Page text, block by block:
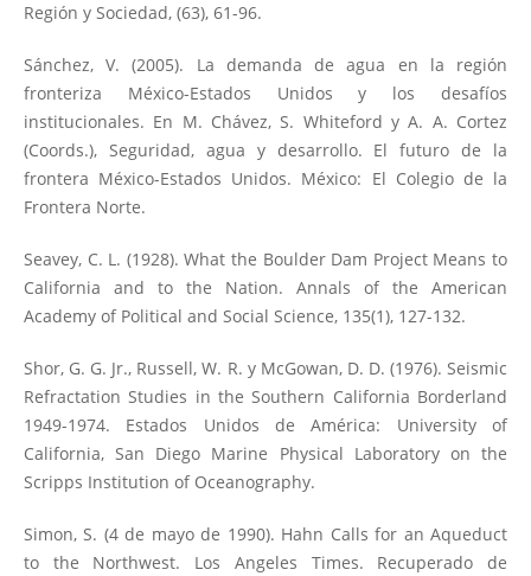
Región y Sociedad, (63), 61-96.
Sánchez, V. (2005). La demanda de agua en la región
fronteriza México-Estados Unidos y los desafíos
institucionales. En M. Chávez, S. Whiteford y A. A. Cortez
(Coords.), Seguridad, agua y desarrollo. El futuro de la
frontera México-Estados Unidos. México: El Colegio de la
Frontera Norte.
Seavey, C. L. (1928). What the Boulder Dam Project Means to
California and to the Nation. Annals of the American
Academy of Political and Social Science, 135(1), 127-132.
Shor, G. G. Jr., Russell, W. R. y McGowan, D. D. (1976). Seismic
Refractation Studies in the Southern California Borderland
1949-1974. Estados Unidos de América: University of
California, San Diego Marine Physical Laboratory on the
Scripps Institution of Oceanography.
Simon, S. (4 de mayo de 1990). Hahn Calls for an Aqueduct
to the Northwest. Los Angeles Times. Recuperado de